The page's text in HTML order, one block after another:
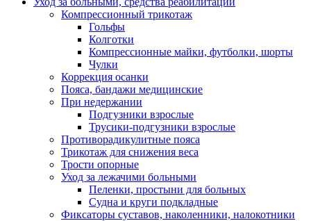
Компрессионный трикотаж
Гольфы
Колготки
Компрессионные майки, футболки, шорты
Чулки
Коррекция осанки
Пояса, бандажи медицинские
При недержании
Подгузники взрослые
Трусики-подгузники взрослые
Противорадикулитные пояса
Трикотаж для снижения веса
Трости опорные
Уход за лежачими больными
Пеленки, простыни для больных
Судна и круги подкладные
Фиксаторы суставов, наколенники, налокотники